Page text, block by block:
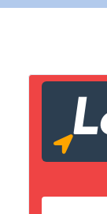
Lien vers
Copier